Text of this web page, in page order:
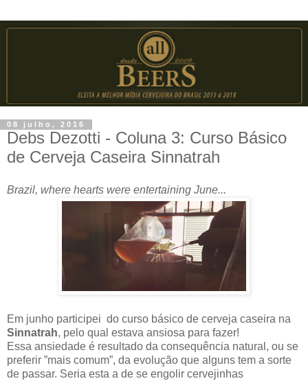
08 julho, 2016
Debs Dezotti - Coluna 3: Curso Básico
de Cerveja Caseira Sinnatrah
Brazil, where hearts were entertaining June...
Em junho participei do curso básico de cerveja caseira na
Sinnatrah, pelo qual estava ansiosa para fazer!
Essa ansiedade é resultado da consequência natural, ou se
preferir ”mais comum”, da evolução que alguns tem a sorte
de passar. Seria esta a de se engolir cervejinhas